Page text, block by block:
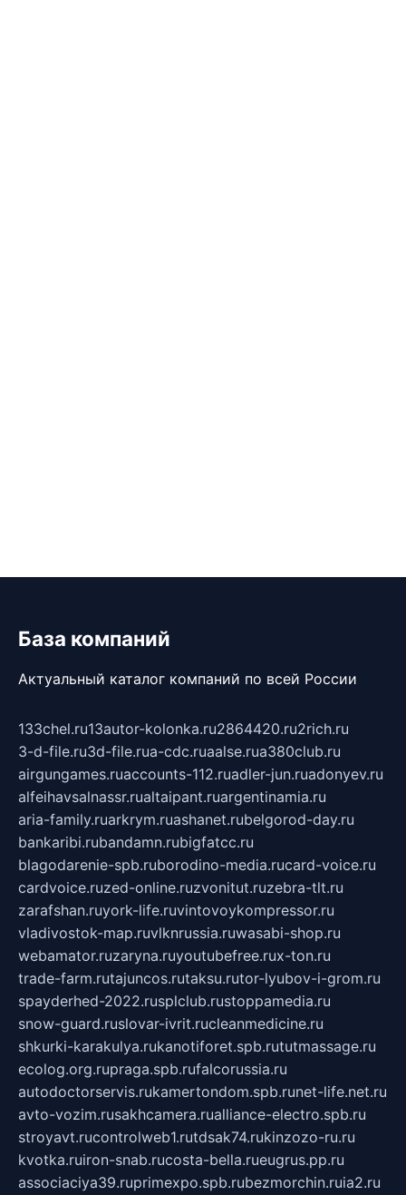
База компаний
Актуальный каталог компаний по всей России
133chel.ru13autor-kolonka.ru2864420.ru2rich.ru
3-d-file.ru3d-file.rua-cdc.ruaalse.rua380club.ru
airgungames.ruaccounts-112.ruadler-jun.ruadonyev.ru
alfeihavsalnassr.rualtaipant.ruargentinamia.ru
aria-family.ruarkrym.ruashanet.rubelgorod-day.ru
bankaribi.rubandamn.rubigfatcc.ru
blagodarenie-spb.ruborodino-media.rucard-voice.ru
cardvoice.ruzed-online.ruzvonitut.ruzebra-tlt.ru
zarafshan.ruyork-life.ruvintovoykompressor.ru
vladivostok-map.ruvlknrussia.ruwasabi-shop.ru
webamator.ruzaryna.ruyoutubefree.rux-ton.ru
trade-farm.rutajuncos.rutaksu.rutor-lyubov-i-grom.ru
spayderhed-2022.rusplclub.rustoppamedia.ru
snow-guard.ruslovar-ivrit.rucleanmedicine.ru
shkurki-karakulya.rukanotiforet.spb.rututmassage.ru
ecolog.org.rupraga.spb.rufalcorussia.ru
autodoctorservis.rukamertondom.spb.runet-life.net.ru
avto-vozim.rusakhcamera.rualliance-electro.spb.ru
stroyavt.rucontrolweb1.rutdsak74.rukinzozo-ru.ru
kvotka.ruiron-snab.rucosta-bella.rueugrus.pp.ru
associaciya39.ruprimexpo.spb.rubezmorchin.ruia2.ru